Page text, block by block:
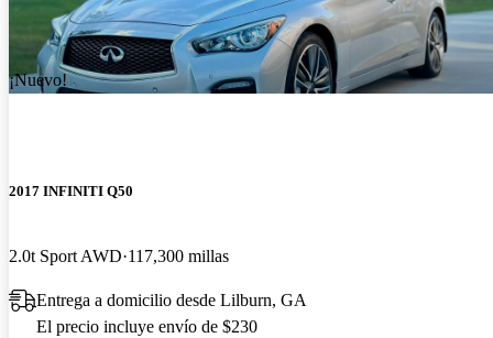
¡Nuevo!
2017 INFINITI Q50
2.0t Sport AWD 117,300 millas
Entrega a domicilio desde Lilburn, GA
El precio incluye envío de $230